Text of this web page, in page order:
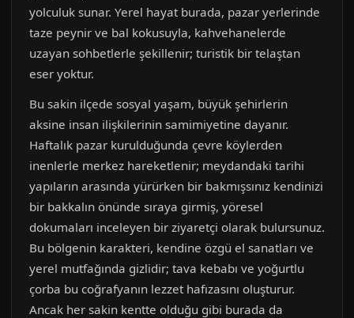
yolculuk sunar. Yerel hayat burada, pazar yerlerinde
taze peynir ve bal kokusuyla, kahvehanelerde
uzayan sohbetlerle şekillenir; turistik bir telaştan
eser yoktur.
Bu sakin ilçede sosyal yaşam, büyük şehirlerin
aksine insan ilişkilerinin samimiyetine dayanır.
Haftalık pazar kurulduğunda çevre köylerden
inenlerle merkez hareketlenir; meydandaki tarihi
yapıların arasında yürürken bir bakmışsınız kendinizi
bir bakkalın önünde sıraya girmiş, yöresel
dokumaları inceleyen bir ziyaretçi olarak bulursunuz.
Bu bölgenin karakteri, kendine özgü el sanatları ve
yerel mutfağında gizlidir; tava kebabı ve yoğurtlu
çorba bu coğrafyanın lezzet hafızasını oluşturur.
Ancak her sakin kentte olduğu gibi burada da